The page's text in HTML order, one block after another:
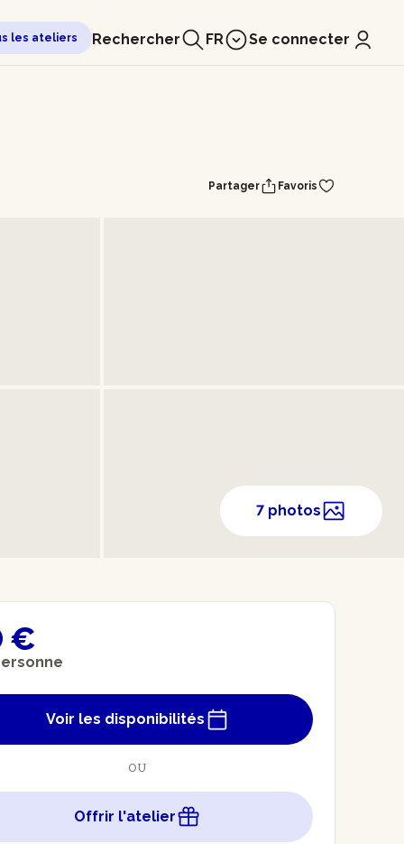
les ateliers Rechercher FR Se connecter
Partager Favoris
7 photos
€
Voir les disponibilités
OU
Offrir l'atelier